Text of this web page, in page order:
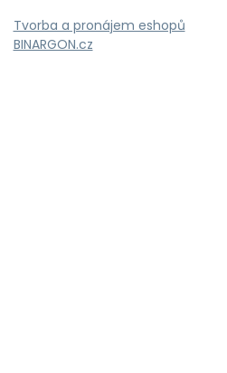
Tvorba a pronájem eshopů
BINARGON.cz